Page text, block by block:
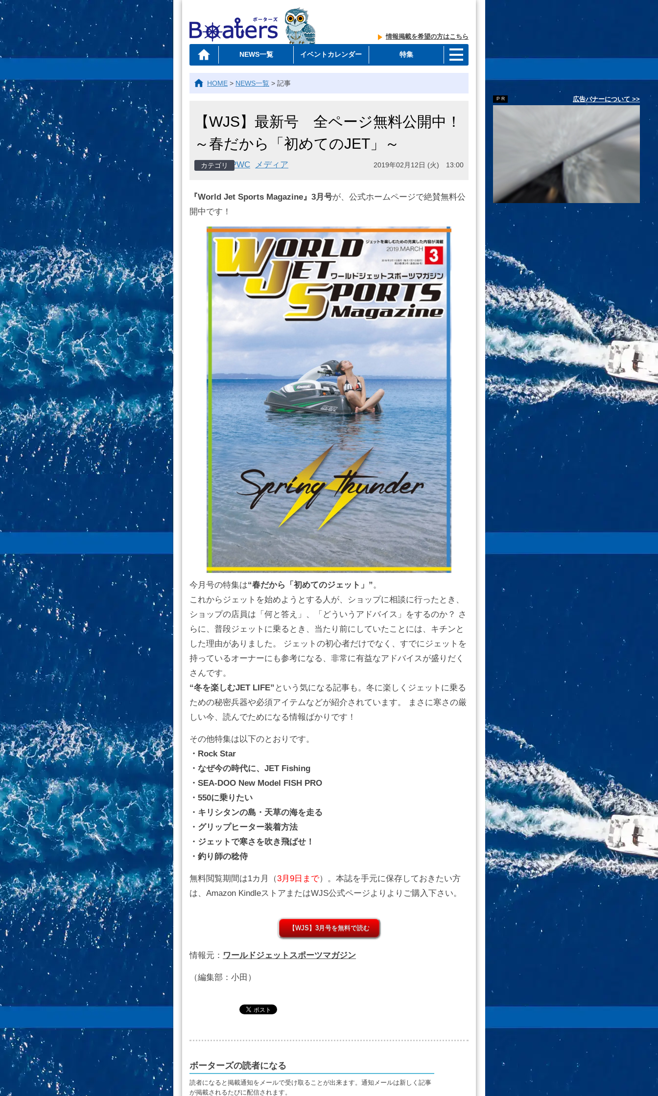
情報掲載を希望の方はこちら
NEWS一覧 イベントカレンダー 特集
広告バナーについて >>
HOME > NEWS一覧 > 記事
【WJS】最新号 全ページ無料公開中！
～春だから「初めてのJET」～
PWC メディア 2019年02月12日 (火) 13:00
『World Jet Sports Magazine』3月号が、公式ホームページで絶賛無料公
開中です！
今月号の特集は“春だから「初めてのジェット」”。
これからジェットを始めようとする人が、ショップに相談に行ったとき、
ショップの店員は「何と答え」、「どういうアドバイス」をするのか？ さ
らに、普段ジェットに乗るとき、当たり前にしていたことには、キチンと
した理由がありました。 ジェットの初心者だけでなく、すでにジェットを
持っているオーナーにも参考になる、非常に有益なアドバイスが盛りだく
さんです。
“冬を楽しむJET LIFE” という気になる記事も。冬に楽しくジェットに乗る
ための秘密兵器や必須アイテムなどが紹介されています。 まさに寒さの厳
しい今、読んでためになる情報ばかりです！
その他特集は以下のとおりです。
・Rock Star
・なぜ今の時代に、JET Fishing
・SEA-DOO New Model FISH PRO
・550に乗りたい
・キリシタンの島・天草の海を走る
・グリップヒーター装着方法
・ジェットで寒さを吹き飛ばせ！
・釣り師の稔侍
無料閲覧期間は1カ月（3月9日まで）。本誌を手元に保存しておきたい方
は、Amazon KindleストアまたはWJS公式ページよりよりご購入下さい。
【WJS】3月号を無料で読む
情報元： ワールドジェットスポーツマガジン
（編集部：小田）
ボーターズの読者になる
読者になると掲載通知をメールで受け取ることが出来ます。通知メールは新しく記事
が掲載されるたびに配信されます。